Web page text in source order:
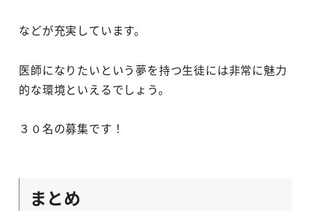
などが充実しています。
医師になりたいという夢を持つ生徒には非常に魅力
的な環境といえるでしょう。
３０名の募集です！
まとめ